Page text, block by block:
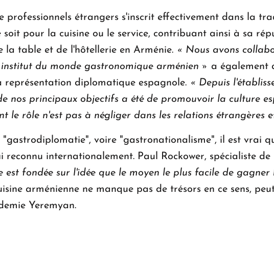
professionnels étrangers s'inscrit effectivement dans la
soit pour la cuisine ou le service, contribuant ainsi à sa
la table et de l'hôtellerie en Arménie. « Nous avons
du monde gastronomique arménien » a également
diplomatique espagnole. « Depuis
nos principaux objectifs a été de promouvoir la culture
le rôle n'est pas à négliger dans les relations étrangères
voire "gastronationalisme", il est vrai
reconnu internationalement. Paul Rockower, spécialiste
fondée sur l'idée que le moyen le plus facile de gagner
arménienne ne manque pas de trésors en ce sens,
Yeremyan.